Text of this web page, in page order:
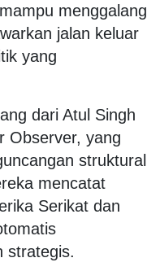
menggalang
jalan keluar
yang
dari Atul Singh
Observer, yang
struktural
mencatat
Serikat dan
strategis.